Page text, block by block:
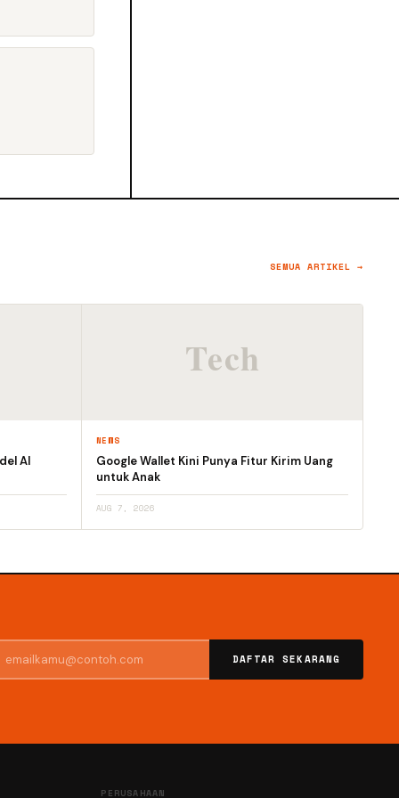
SEMUA ARTIKEL →
AI
NEWS
Google Wallet Kini Punya Fitur Kirim Uang
untuk Anak
AUG 7, 2026
DAFTAR SEKARANG
PERUSAHAAN